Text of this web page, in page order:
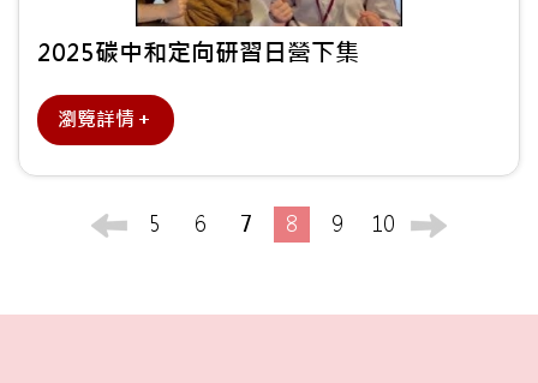
2025碳中和定向研習日營下集
瀏覽詳情＋
5 6 7 8 9 10